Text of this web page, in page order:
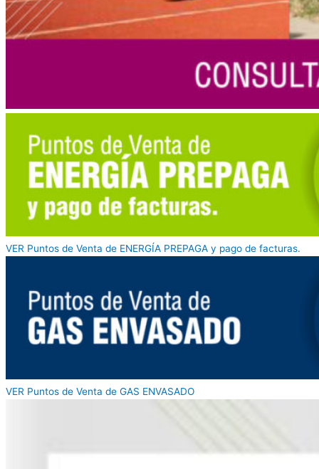
VER Puntos de Venta de ENERGÍA PREPAGA y pago de facturas.
VER Puntos de Venta de GAS ENVASADO